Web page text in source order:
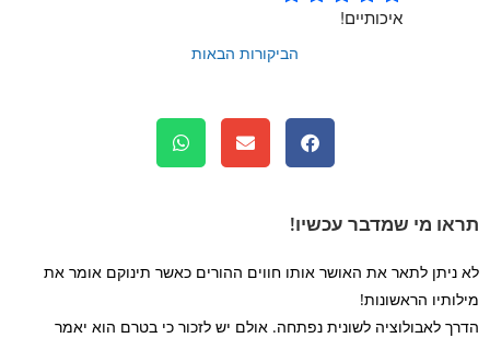
איכותיים!
הביקורות הבאות
מי שמדבר עכשיו!
לתאר את האושר אותו חווים ההורים כאשר תינוקם אומר את
הראשונות!
לאבולוציה לשונית נפתחה. אולם יש לזכור כי בטרם הוא יאמר